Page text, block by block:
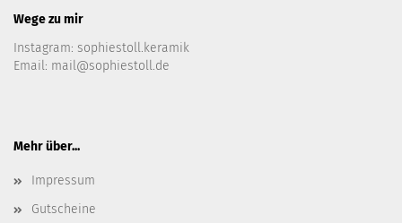
Wege zu mir
Instagram: sophiestoll.keramik
Email: mail@sophiestoll.de
Mehr über...
Impressum
Gutscheine